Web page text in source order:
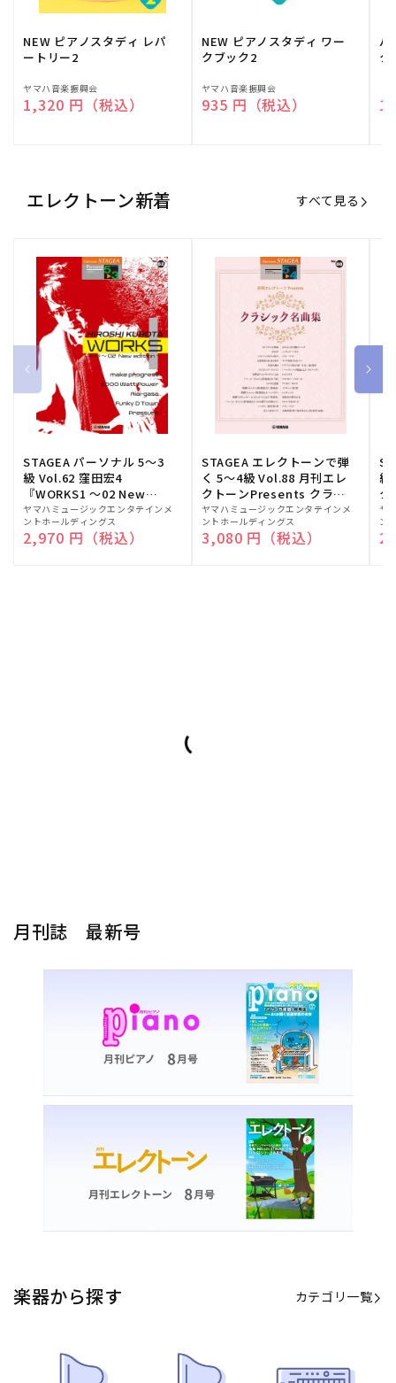
NEW ピアノスタディ レパ
ートリー2
販
売
ヤマハ音楽振興会
通常価格
1,320 円（税込）
NEW ピアノスタディ ワー
クブック2
販
売
ヤマハ音楽振興会
通常価格
935 円（税込）
バ
ク
売
エレクトーン新着 すべて見る
STAGEA パーソナル 5～3
級 Vol.62 窪田宏4
『WORKS1 ～02 New
edition～』
販
売
元:
ヤマハミュージックエンタテインメ
ントホールディングス
通常価格
2,970 円（税込）
STAGEA エレクトーンで弾
く 5～4級 Vol.88 月刊エレ
クトーンPresents クラシ
ック名曲集
販
売
元:
ヤマハミュージックエンタテインメ
ントホールディングス
通常価格
3,080 円（税込）
級
ク
販
売
元:
ヤ
ン
月刊誌 最新号
楽器から探す カテゴリ一覧